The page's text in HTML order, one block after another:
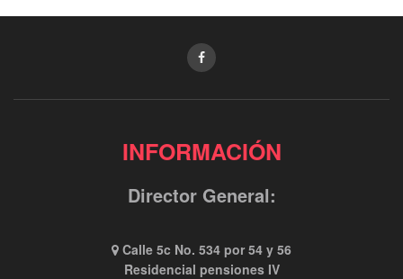
INFORMACIÓN
Director General:
Calle 5c No. 534 por 54 y 56
Residencial pensiones IV